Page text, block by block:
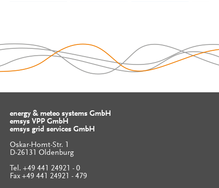
energy & meteo systems GmbH
emsys VPP GmbH
emsys grid services GmbH
Oskar-Homt-Str. 1
D-26131 Oldenburg
Tel. +49 441 24921 - 0
Fax +49 441 24921 - 479